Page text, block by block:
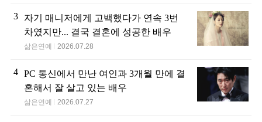
3
자기 매니저에게 고백했다가 연속 3번
차였지만... 결국 결혼에 성공한 배우
삶은연예 2026.07.28
4 PC 통신에서 만난 여인과 3개월 만에 결
혼해서 잘 살고 있는 배우
삶은연예 2026.07.27